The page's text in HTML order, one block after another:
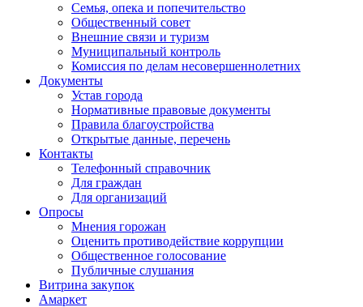
Семья, опека и попечительство
Общественный совет
Внешние связи и туризм
Муниципальный контроль
Комиссия по делам несовершеннолетних
Документы
Устав города
Нормативные правовые документы
Правила благоустройства
Открытые данные, перечень
Контакты
Телефонный справочник
Для граждан
Для организаций
Опросы
Мнения горожан
Оценить противодействие коррупции
Общественное голосование
Публичные слушания
Витрина закупок
Амаркет